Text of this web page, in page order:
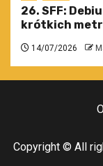
26. SFF:
krótkich
14/07/2026
Copyright © All